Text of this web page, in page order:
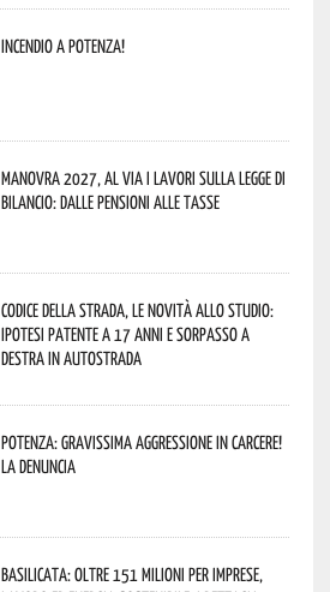
Incendio a Potenza!
Manovra 2027, al via i lavori sulla Legge di
Bilancio: dalle pensioni alle tasse
Codice della strada, le novità allo studio:
ipotesi patente a 17 anni e sorpasso a
destra in autostrada
Potenza: gravissima aggressione in Carcere!
La denuncia
Basilicata: oltre 151 milioni per imprese,